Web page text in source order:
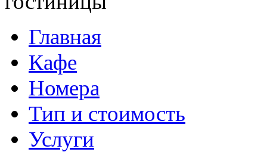
Главная
Кафе
Номера
Тип и стоимость
Услуги